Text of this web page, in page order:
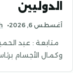
الدوليين
أغسطس 6, 2026
متابعة : عبد
وكمال الأجسام